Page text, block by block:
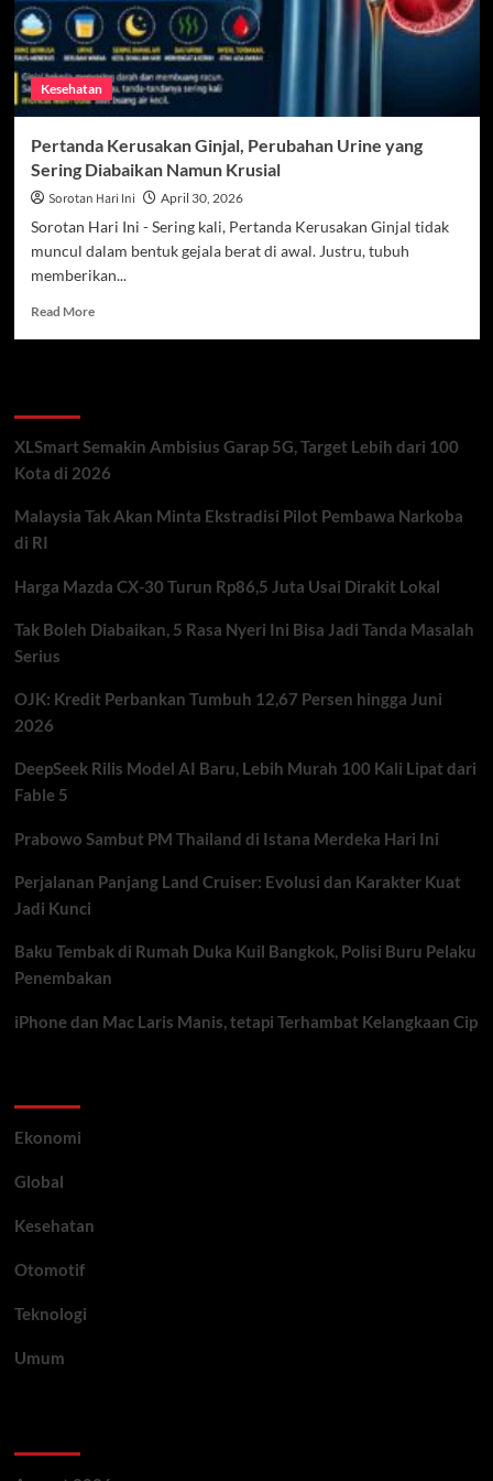
Kesehatan
Pertanda Kerusakan Ginjal, Perubahan Urine yang
Sering Diabaikan Namun Krusial
Sorotan Hari Ini April 30, 2026
Sorotan Hari Ini - Sering kali, Pertanda Kerusakan Ginjal tidak
muncul dalam bentuk gejala berat di awal. Justru, tubuh
memberikan...
Read MoreRead
Urine
yang
Diabaikan
XLSmart Semakin Ambisius Garap 5G, Target Lebih dari 100
Kota di 2026
Malaysia Tak Akan Minta Ekstradisi Pilot Pembawa Narkoba
di RI
Harga Mazda CX-30 Turun Rp86,5 Juta Usai Dirakit Lokal
Tak Boleh Diabaikan, 5 Rasa Nyeri Ini Bisa Jadi Tanda Masalah
Serius
OJK: Kredit Perbankan Tumbuh 12,67 Persen hingga Juni
2026
DeepSeek Rilis Model AI Baru, Lebih Murah 100 Kali Lipat dari
Fable 5
Prabowo Sambut PM Thailand di Istana Merdeka Hari Ini
Perjalanan Panjang Land Cruiser: Evolusi dan Karakter Kuat
Jadi Kunci
Baku Tembak di Rumah Duka Kuil Bangkok, Polisi Buru Pelaku
Penembakan
iPhone dan Mac Laris Manis, tetapi Terhambat Kelangkaan Cip
Ekonomi
Global
Kesehatan
Otomotif
Teknologi
Umum